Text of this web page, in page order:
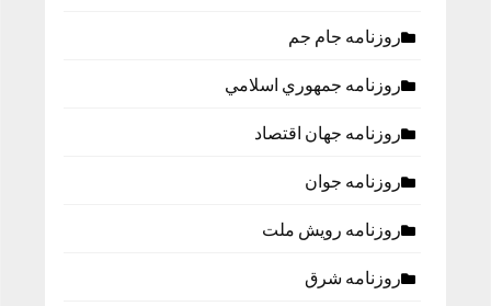
روزنامه جام جم
روزنامه جمهوري اسلامي
روزنامه جهان اقتصاد
روزنامه جوان
روزنامه رویش ملت
روزنامه شرق